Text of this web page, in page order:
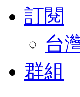
訂閱
台
群組